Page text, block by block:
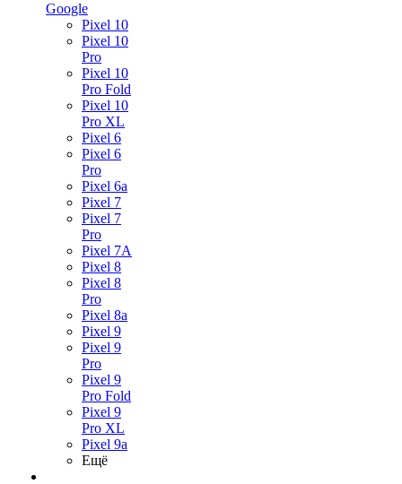
Google
Pixel 10
Pixel 10
Pro
Pixel 10
Pro Fold
Pixel 10
Pro XL
Pixel 6
Pixel 6
Pro
Pixel 6a
Pixel 7
Pixel 7
Pro
Pixel 7A
Pixel 8
Pixel 8
Pro
Pixel 8a
Pixel 9
Pixel 9
Pro
Pixel 9
Pro Fold
Pixel 9
Pro XL
Pixel 9a
Ещё